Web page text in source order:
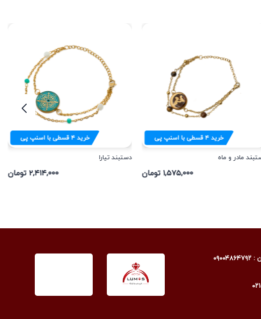
خرید۴قسطی با اسنپ پی
مادر و ماه
۱,۵۷۵,۰۰۰ تومان
خرید۴قسطی با اسنپ پی
دستبند تیارا
۲,۴۱۴,۰۰۰ تومان